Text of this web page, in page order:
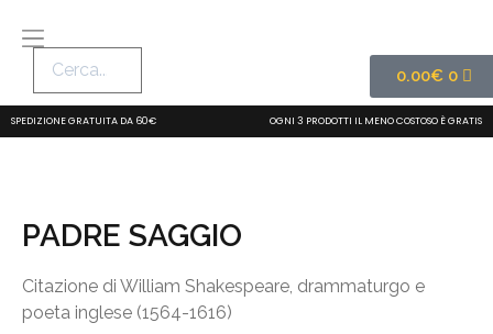
0.00€ 0
SPEDIZIONE GRATUITA DA 60€ OGNI 3 PRODOTTI IL MENO COSTOSO È GRATIS
PADRE SAGGIO
Citazione di William Shakespeare, drammaturgo e
poeta inglese (1564-1616)